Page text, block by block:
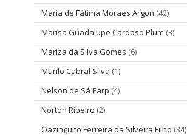
Maria de Fátima Moraes Argon (42)
Marisa Guadalupe Cardoso Plum (3)
Mariza da Silva Gomes (6)
Murilo Cabral Silva (1)
Nelson de Sá Earp (4)
Norton Ribeiro (2)
Oazinguito Ferreira da Silveira Filho (34)